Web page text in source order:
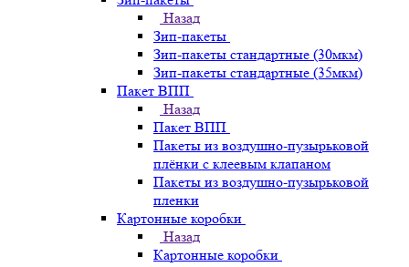
Назад
Зип-пакеты
Зип-пакеты стандартные (30мкм)
Зип-пакеты стандартные (35мкм)
Пакет ВПП
Назад
Пакет ВПП
Пакеты из воздушно-пузырьковой
плёнки с клеевым клапаном
Пакеты из воздушно-пузырьковой
пленки
Картонные коробки
Назад
Картонные коробки